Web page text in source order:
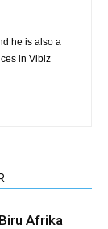
he is also a
in Vibiz
Afrika